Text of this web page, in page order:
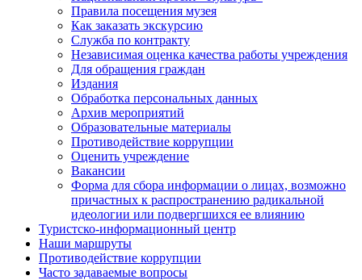
Правила посещения музея
Как заказать экскурсию
Служба по контракту
Независимая оценка качества работы учреждения
Для обращения граждан
Издания
Обработка персональных данных
Архив мероприятий
Образовательные материалы
Противодействие коррупции
Оценить учреждение
Вакансии
Форма для сбора информации о лицах, возможно
причастных к распространению радикальной
идеологии или подвергшихся ее влиянию
Туристско-информационный центр
Наши маршруты
Противодействие коррупции
Часто задаваемые вопросы